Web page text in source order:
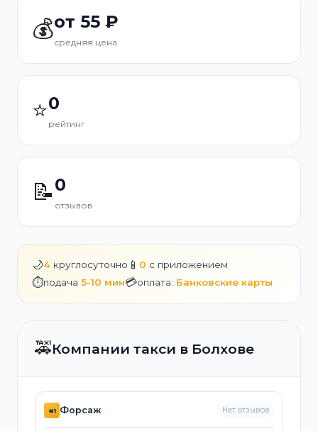
💰от 55 ₽
средняя цена
⭐0
рейтинг
📝0
отзывов
🌙4 круглосуточно 📱 0 с приложением
⏱️подача 5-10 мин💳оплата: Банковские карты
🚕Компании такси в Болхове
#1 Форсаж Нет отзывов